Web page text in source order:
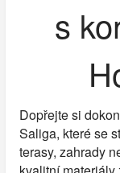
s
Dopřejte si
Saliga, které se
terasy, zahrady